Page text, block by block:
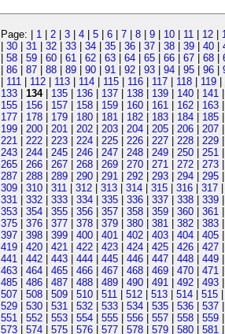
Page: | 1 | 2 | 3 | 4 | 5 | 6 | 7 | 8 | 9 | 10 | 11 | 12 |
| 30 | 31 | 32 | 33 | 34 | 35 | 36 | 37 | 38 | 39 | 40 |
| 58 | 59 | 60 | 61 | 62 | 63 | 64 | 65 | 66 | 67 | 68 |
| 86 | 87 | 88 | 89 | 90 | 91 | 92 | 93 | 94 | 95 | 96 |
| 111 | 112 | 113 | 114 | 115 | 116 | 117 | 118 | 119 |
133 | 134| 135 | 136 | 137 | 138 | 139 | 140 | 141 |
155 | 156 | 157 | 158 | 159 | 160 | 161 | 162 | 163 |
177 | 178 | 179 | 180 | 181 | 182 | 183 | 184 | 185 |
199 | 200 | 201 | 202 | 203 | 204 | 205 | 206 | 207 |
221 | 222 | 223 | 224 | 225 | 226 | 227 | 228 | 229 |
243 | 244 | 245 | 246 | 247 | 248 | 249 | 250 | 251 |
265 | 266 | 267 | 268 | 269 | 270 | 271 | 272 | 273 |
287 | 288 | 289 | 290 | 291 | 292 | 293 | 294 | 295 |
309 | 310 | 311 | 312 | 313 | 314 | 315 | 316 | 317 |
331 | 332 | 333 | 334 | 335 | 336 | 337 | 338 | 339 |
353 | 354 | 355 | 356 | 357 | 358 | 359 | 360 | 361 |
375 | 376 | 377 | 378 | 379 | 380 | 381 | 382 | 383 |
397 | 398 | 399 | 400 | 401 | 402 | 403 | 404 | 405 |
419 | 420 | 421 | 422 | 423 | 424 | 425 | 426 | 427 |
441 | 442 | 443 | 444 | 445 | 446 | 447 | 448 | 449 |
463 | 464 | 465 | 466 | 467 | 468 | 469 | 470 | 471 |
485 | 486 | 487 | 488 | 489 | 490 | 491 | 492 | 493 |
507 | 508 | 509 | 510 | 511 | 512 | 513 | 514 | 515 |
529 | 530 | 531 | 532 | 533 | 534 | 535 | 536 | 537 |
551 | 552 | 553 | 554 | 555 | 556 | 557 | 558 | 559 |
573 | 574 | 575 | 576 | 577 | 578 | 579 | 580 | 581 |